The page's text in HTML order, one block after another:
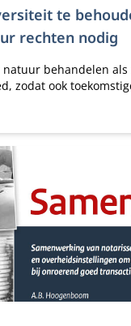
te
rechten nodig
natuur behandelen als
zodat ook
aan
aan het behoud van